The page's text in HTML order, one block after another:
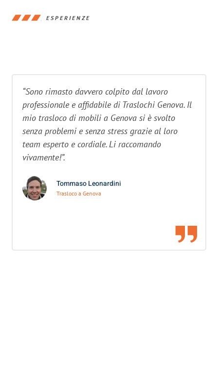
ESPERIENZE
“Sono rimasto davvero colpito dal lavoro
professionale e affidabile di Traslochi Genova. Il
mio trasloco di mobili a Genova si è svolto
senza problemi e senza stress grazie al loro
team esperto e cordiale. Li raccomando
vivamente!”.
Tommaso Leonardini
Trasloco a Genova